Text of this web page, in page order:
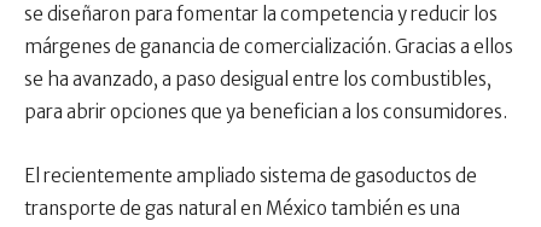
se diseñaron para fomentar la competencia y reducir los
márgenes de ganancia de comercialización. Gracias a ellos
se ha avanzado, a paso desigual entre los combustibles,
para abrir opciones que ya benefician a los consumidores.
El recientemente ampliado sistema de gasoductos de
transporte de gas natural en México también es una